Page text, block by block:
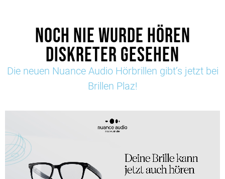
NOCH NIE WURDE HÖREN
DISKRETER GESEHEN
Die neuen Nuance Audio Hörbrillen gibt’s jetzt bei
Brillen Plaz!